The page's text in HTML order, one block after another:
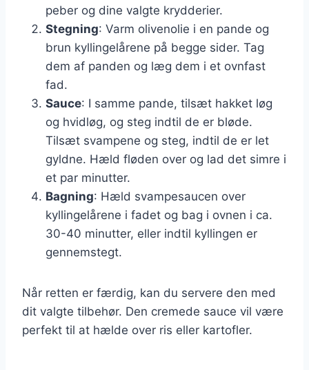
peber og dine valgte krydderier.
Stegning: Varm olivenolie i en pande og
brun kyllingelårene på begge sider. Tag
dem af panden og læg dem i et ovnfast
fad.
Sauce: I samme pande, tilsæt hakket løg
og hvidløg, og steg indtil de er bløde.
Tilsæt svampene og steg, indtil de er let
gyldne. Hæld fløden over og lad det simre i
et par minutter.
Bagning: Hæld svampesaucen over
kyllingelårene i fadet og bag i ovnen i ca.
30-40 minutter, eller indtil kyllingen er
gennemstegt.
Når retten er færdig, kan du servere den med
dit valgte tilbehør. Den cremede sauce vil være
perfekt til at hælde over ris eller kartofler.